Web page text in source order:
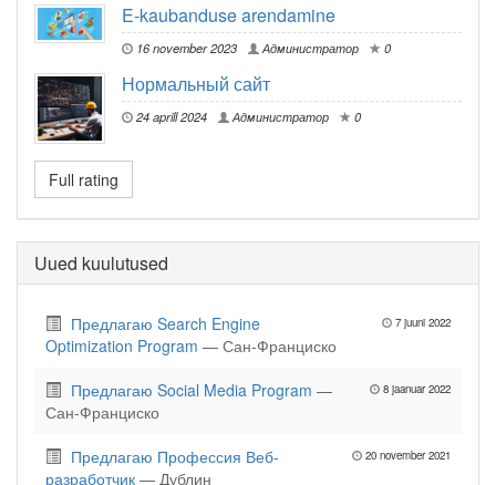
E-kaubanduse arendamine
16 november 2023 Администратор 0
Нормальный сайт
24 aprill 2024 Администратор 0
Full rating
Uued kuulutused
7 juuni 2022
Предлагаю Search Engine
Optimization Program — Сан-Франциско
8 jaanuar 2022
Предлагаю Social Media Program —
Сан-Франциско
20 november 2021
Предлагаю Профессия Веб-
разработчик — Дублин